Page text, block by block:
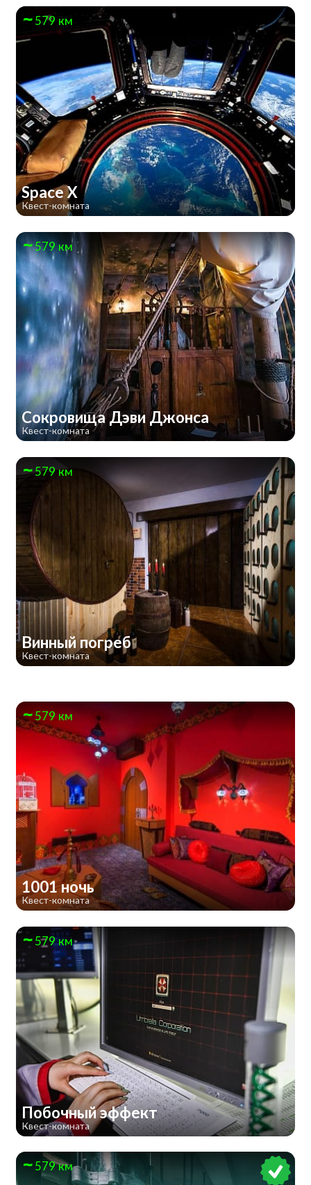
579 км
Space X
Квест-комната
579 км
Сокровища Дэви Джонса
Квест-комната
579 км
Винный погреб
Квест-комната
579 км
1001 ночь
Квест-комната
579 км
Побочный эффект
Квест-комната
579 км